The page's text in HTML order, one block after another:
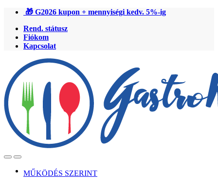
Ugrás
navigációhoz
Ugrás
tartalomra
🎁 G2026 kupon + mennyiségi kedv. 5%-ig
Rend. státusz
Fiókom
Kapcsolat
OpenClose
MŰKÖDÉS SZERINT